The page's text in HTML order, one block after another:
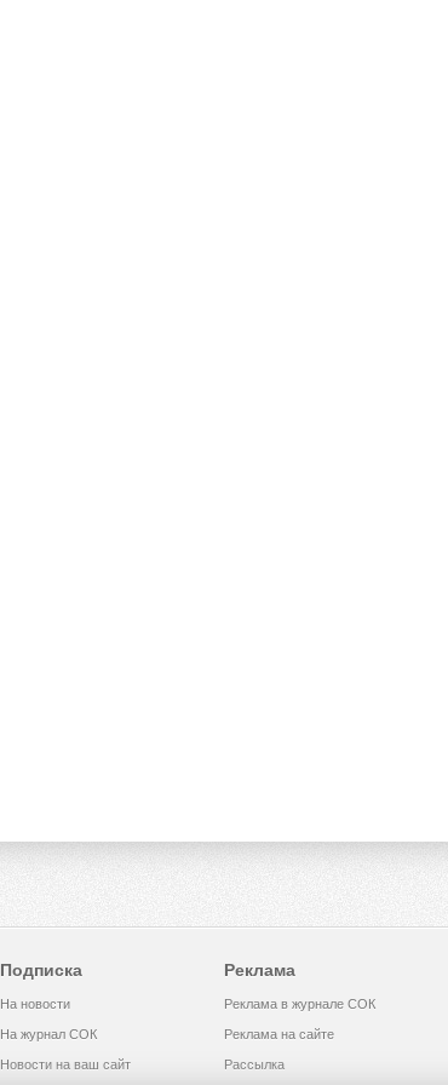
Подписка
На новости
На журнал СОК
Новости на ваш сайт
Реклама
Реклама в журнале СОК
Реклама на сайте
Рассылка